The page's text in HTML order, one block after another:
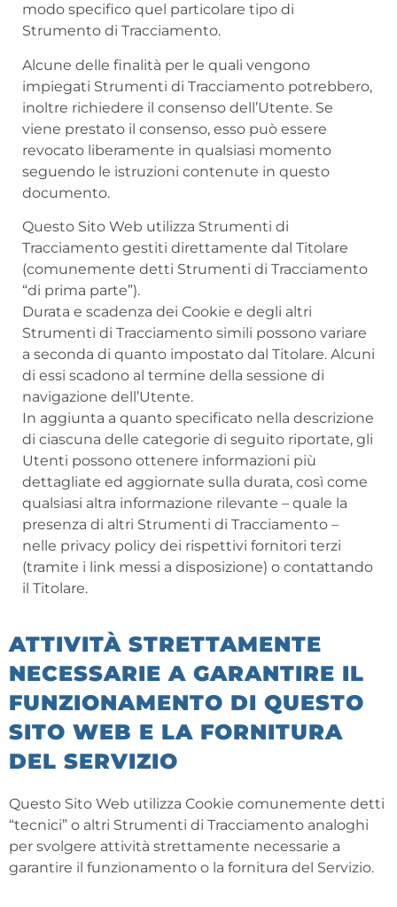
modo specifico quel particolare tipo di
Strumento di Tracciamento.
Alcune delle finalità per le quali vengono
impiegati Strumenti di Tracciamento potrebbero,
inoltre richiedere il consenso dell’Utente. Se
viene prestato il consenso, esso può essere
revocato liberamente in qualsiasi momento
seguendo le istruzioni contenute in questo
documento.
Questo Sito Web utilizza Strumenti di
Tracciamento gestiti direttamente dal Titolare
(comunemente detti Strumenti di Tracciamento
“di prima parte”).
Durata e scadenza dei Cookie e degli altri
Strumenti di Tracciamento simili possono variare
a seconda di quanto impostato dal Titolare. Alcuni
di essi scadono al termine della sessione di
navigazione dell’Utente.
In aggiunta a quanto specificato nella descrizione
di ciascuna delle categorie di seguito riportate, gli
Utenti possono ottenere informazioni più
dettagliate ed aggiornate sulla durata, così come
qualsiasi altra informazione rilevante – quale la
presenza di altri Strumenti di Tracciamento –
nelle privacy policy dei rispettivi fornitori terzi
(tramite i link messi a disposizione) o contattando
il Titolare.
ATTIVITÀ STRETTAMENTE
NECESSARIE A GARANTIRE IL
FUNZIONAMENTO DI QUESTO
SITO WEB E LA FORNITURA
DEL SERVIZIO
Questo Sito Web utilizza Cookie comunemente detti
“tecnici” o altri Strumenti di Tracciamento analoghi
per svolgere attività strettamente necessarie a
garantire il funzionamento o la fornitura del Servizio.